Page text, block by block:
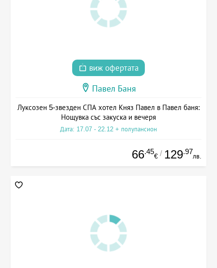
виж офертата
Павел Баня
Луксозен 5-звезден СПА хотел Княз Павел в Павел баня:
Нощувка със закуска и вечеря
Дата: 17.07 - 22.12 + полупансион
66.45
€ / 129.97
лв.